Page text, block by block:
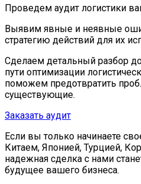
Проведем аудит логистики
Выявим явные и неявные
стратегию действий для их
Сделаем детальный разбор
пути оптимизации
поможем предотвратить
существующие.
Заказать аудит
Если вы только начинаете
Китаем, Японией, Турцией,
надежная сделка с нами
будущее вашего бизнеса.